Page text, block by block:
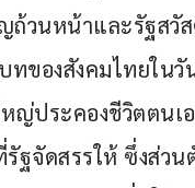
ญถ้วนหน้าและรัฐส
ทของสังคมไทยใน
ญ่ประคองชีวิตตนเ
ฐจัดสรรให้ ซึ่งส่ว